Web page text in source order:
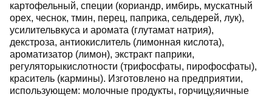
картофельный, специи (кориандр, имбирь, мускатный
орех, чеснок, тмин, перец, паприка, сельдерей, лук),
усилительвкуса и аромата (глутамат натрия),
декстроза, антиокислитель (лимонная кислота),
ароматизатор (лимон), экстракт паприки,
регуляторыкислотности (трифосфаты, пирофосфаты),
краситель (кармины). Изготовлено на предприятии,
использующем: молочные продукты, горчицу,яичные